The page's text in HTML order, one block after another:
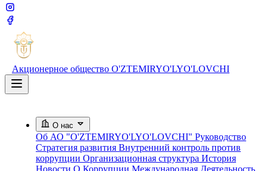
Акционерное общество O'ZTEMIRYO'LYO'LOVCHI
О нас
Об АО "O'ZTEMIRYO'LYO'LOVCHI" Руководство
Стратегия развития Внутренний контроль против
коррупции Организационная структура История